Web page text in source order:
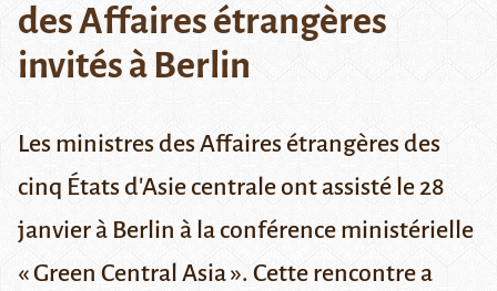
des Affaires étrangères
invités à Berlin
Les ministres des Affaires étrangères des
cinq États d'Asie centrale ont assisté le 28
janvier à Berlin à la conférence ministérielle
« Green Central Asia ». Cette rencontre a